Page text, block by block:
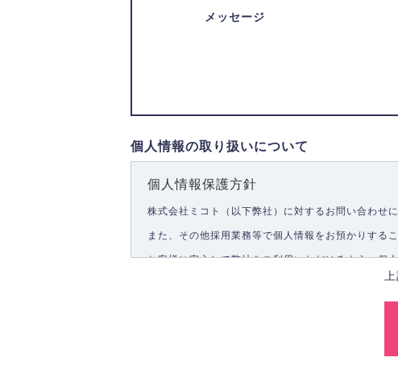
メッセージ
個人情報の取り扱いについて
個人情報保護方針
株式会社ミコト（以下弊社）に対するお問い合わせ
また、その他採用業務等で個人情報をお預かりする
お客様に安心して弊社をご利用いただけるよう、個
弊社は、お客様に対して偽りや不正な方法を取るこ